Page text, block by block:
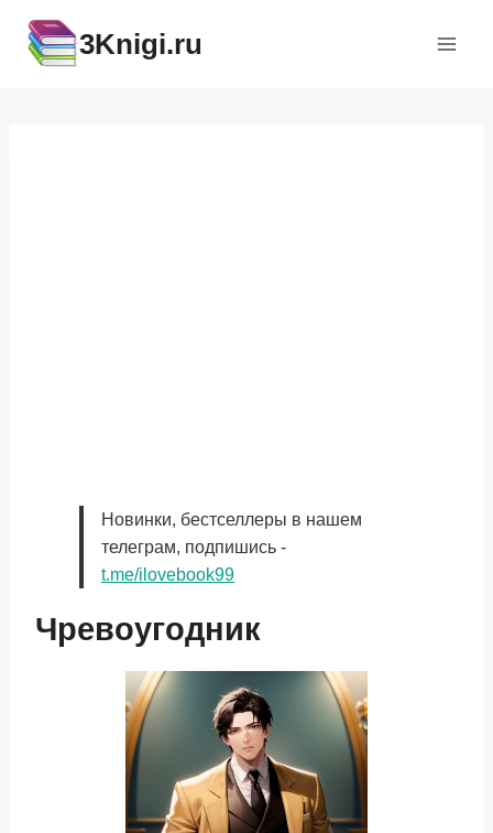
содержимому
3Knigi.ru
Новинки, бестселлеры в нашем
телеграм, подпишись -
t.me/ilovebook99
Чревоугодник